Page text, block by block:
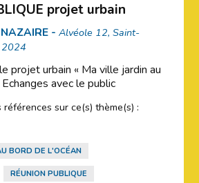
projet urbain
- Alvéole 12, Saint-
projet urbain « Ma ville jardin au
Echanges avec le public
sur ce(s) thème(s) :
BORD DE L'OCÉAN
RÉUNION PUBLIQUE